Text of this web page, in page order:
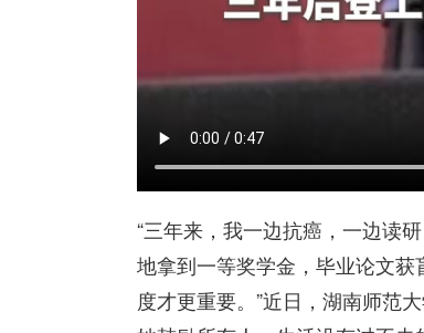
“三年来，我一边抗癌，一边读
地拿到一等奖学金，毕业论文
度才更重要。”近日，湖南师范